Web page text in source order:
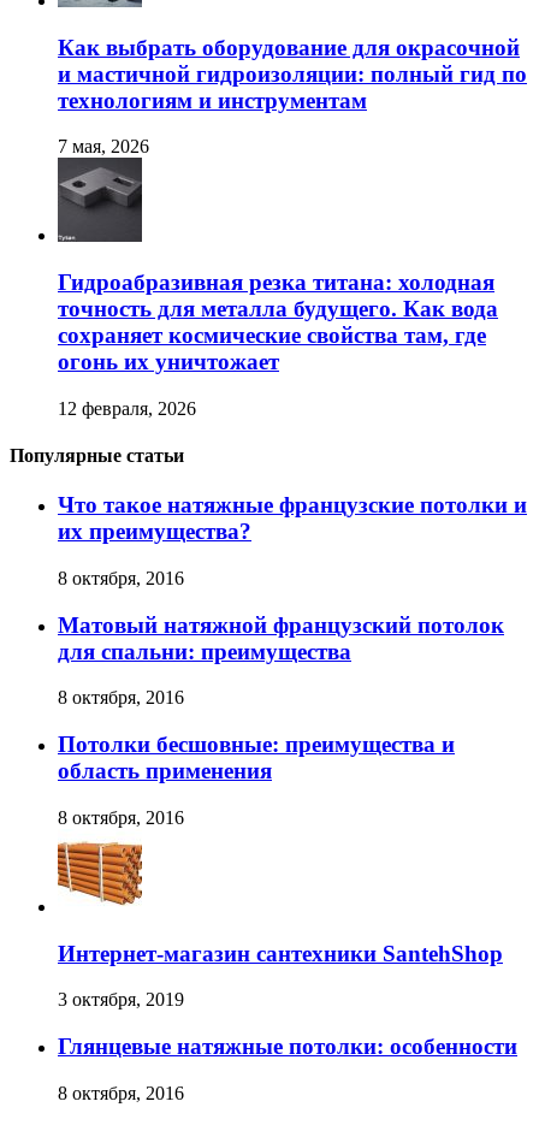
Как выбрать оборудование для окрасочной
и мастичной гидроизоляции: полный гид по
технологиям и инструментам
7 мая, 2026
Гидроабразивная резка титана: холодная
точность для металла будущего. Как вода
сохраняет космические свойства там, где
огонь их уничтожает
12 февраля, 2026
Популярные статьи
Что такое натяжные французские потолки и
их преимущества?
8 октября, 2016
Матовый натяжной французский потолок
для спальни: преимущества
8 октября, 2016
Потолки бесшовные: преимущества и
область применения
8 октября, 2016
Интернет-магазин сантехники SantehShop
3 октября, 2019
Глянцевые натяжные потолки: особенности
8 октября, 2016